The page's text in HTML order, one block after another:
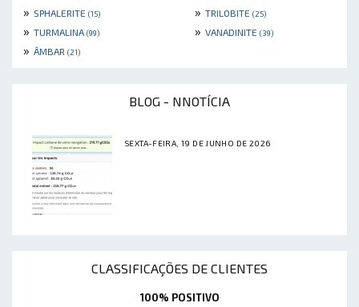
» SPHALERITE (15) » TRILOBITE (25)
» TURMALINA (99) » VANADINITE (39)
» ÂMBAR (21)
BLOG - NNOTÍCIA
SEXTA-FEIRA, 19 DE JUNHO DE 2026
CLASSIFICAÇÕES DE CLIENTES
100% POSITIVO